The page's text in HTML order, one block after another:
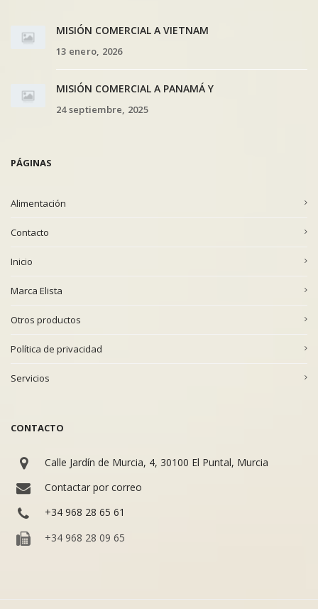
MISIÓN COMERCIAL A VIETNAM
13 enero, 2026
MISIÓN COMERCIAL A PANAMÁ Y
24 septiembre, 2025
PÁGINAS
Alimentación
Contacto
Inicio
Marca Elista
Otros productos
Política de privacidad
Servicios
CONTACTO
Calle Jardín de Murcia, 4, 30100 El Puntal, Murcia
Contactar por correo
+34 968 28 65 61
+34 968 28 09 65